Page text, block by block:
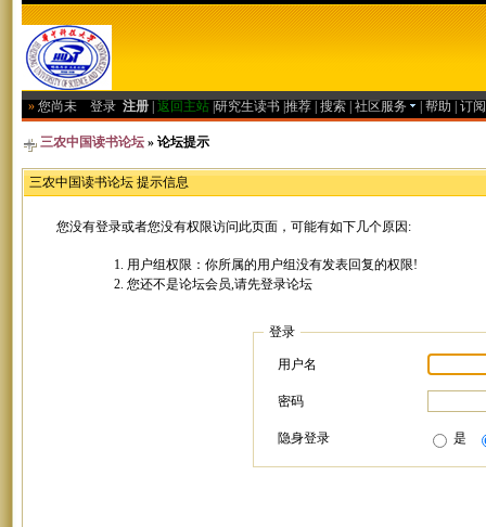
» 您尚未 登录 注册 返回主站 研究生读书 推荐 搜索 社区服务 帮助 订
三农中国读书论坛 » 论坛提示
三农中国读书论坛 提示信息
您没有登录或者您没有权限访问此页面，可能有如下几个原因:
用户组权限：你所属的用户组没有发表回复的权限!
您还不是论坛会员,请先登录论坛
登录
用户名
密码
隐身登录 是